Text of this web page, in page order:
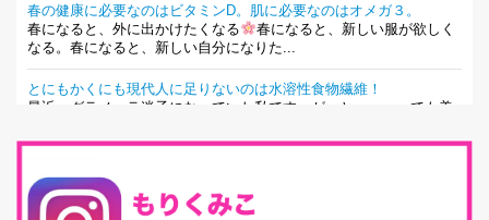
春の健康に必要なのはビタミンD。肌に必要なのはオメガ３。
春になると、外に出かけたくなる
春になると、新しい服が欲しく
なる。春になると、新しい自分になりた...
とにもかくにも現代人に足りないのは水溶性食物繊維！
最近、グラノーラ迷子になっていた私です。が、と〜〜〜っても美
腸内環境を整えることは、健康維持の中でいっちばん大事！だと私
は思っています。 ヒトの免...